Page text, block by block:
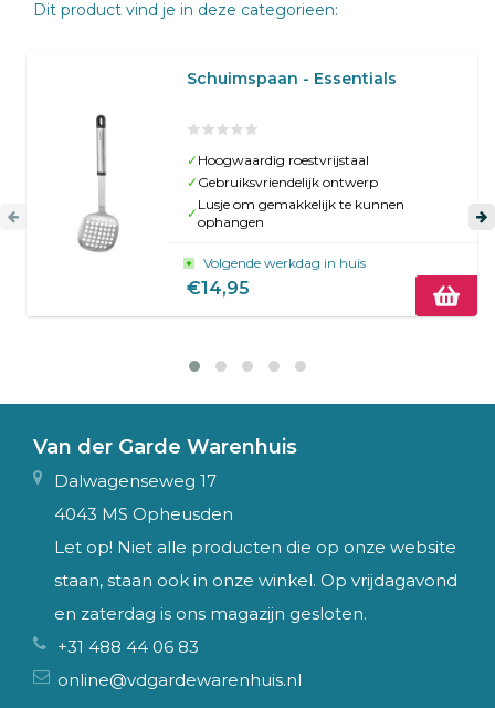
Dit product vind je in deze categorieen:
Schuimspaan - Essentials
✓ Hoogwaardig roestvrijstaal
✓ Gebruiksvriendelijk ontwerp
✓
Lusje om gemakkelijk te kunnen
ophangen
Volgende werkdag in huis
€14,95
Van der Garde Warenhuis
Dalwagenseweg 17
4043 MS Opheusden
Let op! Niet alle producten die op onze website
staan, staan ook in onze winkel. Op vrijdagavond
en zaterdag is ons magazijn gesloten.
+31 488 44 06 83
online@vdgardewarenhuis.nl